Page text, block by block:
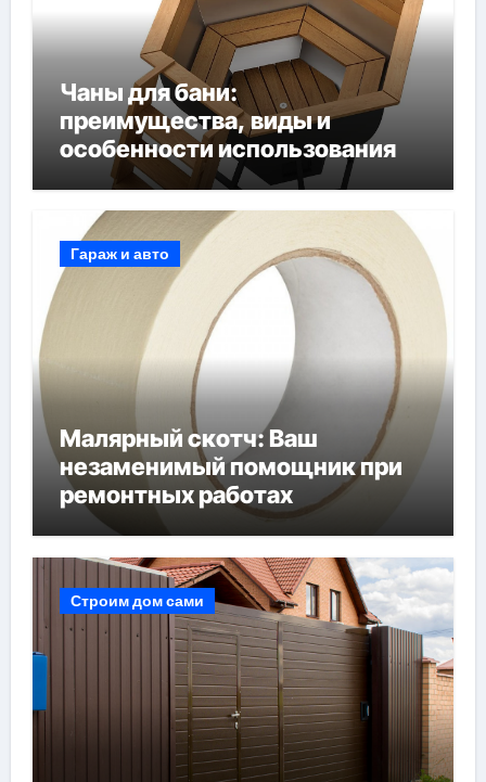
Чаны для бани:
преимущества, виды и
особенности использования
Гараж и авто
Малярный скотч: Ваш
незаменимый помощник при
ремонтных работах
Строим дом сами